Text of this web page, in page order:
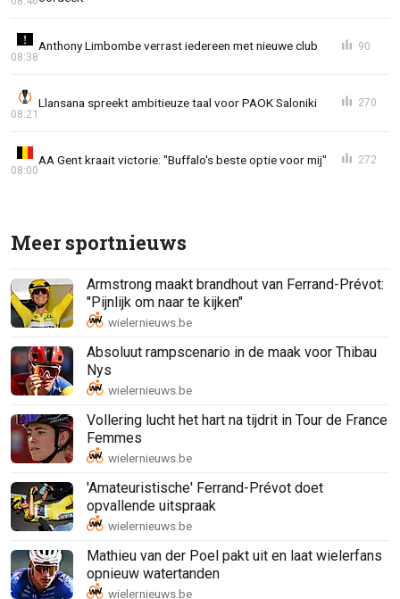
Anthony Limbombe verrast iedereen met nieuwe club
08:38
90
Llansana spreekt ambitieuze taal voor PAOK Saloniki
08:21
270
AA Gent kraait victorie: "Buffalo's beste optie voor mij"
08:00
272
Meer sportnieuws
Armstrong maakt brandhout van Ferrand-Prévot:
"Pijnlijk om naar te kijken"
Absoluut rampscenario in de maak voor Thibau
Nys
Vollering lucht het hart na tijdrit in Tour de France
Femmes
'Amateuristische' Ferrand-Prévot doet
opvallende uitspraak
Mathieu van der Poel pakt uit en laat wielerfans
opnieuw watertanden